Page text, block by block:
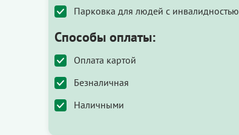
Парковка для людей с инвалидностью
Способы оплаты:
Оплата картой
Безналичная
Наличными